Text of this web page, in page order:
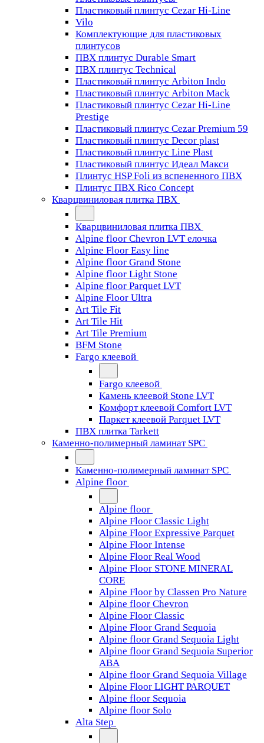
Пластиковый плинтус Cezar Hi-Line
Vilo
Комплектующие для пластиковых
плинтусов
ПВХ плинтус Durable Smart
ПВХ плинтус Technical
Пластиковый плинтус Arbiton Indo
Пластиковый плинтус Arbiton Mack
Пластиковый плинтус Cezar Hi-Line
Prestige
Пластиковый плинтус Cezar Premium 59
Пластиковый плинтус Decor plast
Пластиковый плинтус Line Plast
Пластиковый плинтус Идеал Макси
Плинтус HSP Foli из вспененного ПВХ
Плинтус ПВХ Rico Concept
Кварцвиниловая плитка ПВХ
Кварцвиниловая плитка ПВХ
Alpine floor Chevron LVT елочка
Alpine Floor Easy line
Alpine floor Grand Stone
Alpine floor Light Stone
Alpine floor Parquet LVT
Alpine Floor Ultra
Art Tile Fit
Art Tile Hit
Art Tile Premium
BFM Stone
Fargo клеевой
Fargo клеевой
Камень клеевой Stone LVT
Комфорт клеевой Comfort LVT
Паркет клеевой Parquet LVT
ПВХ плитка Tarkett
Каменно-полимерный ламинат SPC
Каменно-полимерный ламинат SPC
Alpine floor
Alpine floor
Alpine Floor Classic Light
Alpine Floor Expressive Parquet
Alpine Floor Intense
Alpine Floor Real Wood
Alpine Floor STONE MINERAL
CORE
Alpine Floor by Classen Pro Nature
Alpine floor Chevron
Alpine Floor Classic
Alpine Floor Grand Sequoia
Alpine floor Grand Sequoia Light
Alpine floor Grand Sequoia Superior
ABA
Alpine floor Grand Sequoia Village
Alpine Floor LIGHT PARQUET
Alpine floor Sequoia
Alpine floor Solo
Alta Step